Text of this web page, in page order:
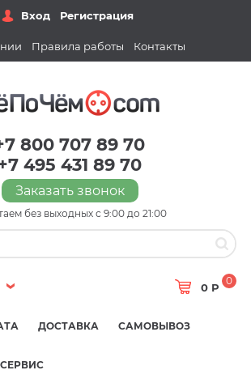
Вход Регистрация
Правила работы Контакты
800 707 89 70
495 431 89 70
Заказать звонок
без выходных с 9:00 до 21:00
0 Р
0
ДОСТАВКА САМОВЫВОЗ
СЕРВИС